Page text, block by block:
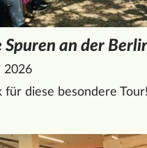
Spuren an der
2026
für diese besondere Tour!
"Persische Spuren